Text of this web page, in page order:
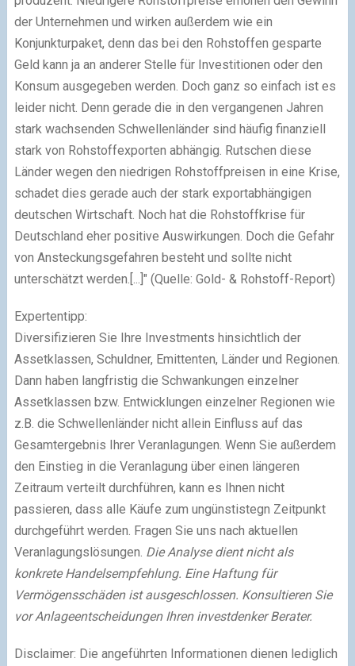
der Unternehmen und wirken außerdem wie ein
Konjunkturpaket, denn das bei den Rohstoffen gesparte
Geld kann ja an anderer Stelle für Investitionen oder den
Konsum ausgegeben werden. Doch ganz so einfach ist es
leider nicht. Denn gerade die in den vergangenen Jahren
stark wachsenden Schwellenländer sind häufig finanziell
stark von Rohstoffexporten abhängig. Rutschen diese
Länder wegen den niedrigen Rohstoffpreisen in eine Krise,
schadet dies gerade auch der stark exportabhängigen
deutschen Wirtschaft. Noch hat die Rohstoffkrise für
Deutschland eher positive Auswirkungen. Doch die Gefahr
von Ansteckungsgefahren besteht und sollte nicht
unterschätzt werden.[...]" (Quelle: Gold- & Rohstoff-Report)
Expertentipp:
Diversifizieren Sie Ihre Investments hinsichtlich der
Assetklassen, Schuldner, Emittenten, Länder und Regionen.
Dann haben langfristig die Schwankungen einzelner
Assetklassen bzw. Entwicklungen einzelner Regionen wie
z.B. die Schwellenländer nicht allein Einfluss auf das
Gesamtergebnis Ihrer Veranlagungen. Wenn Sie außerdem
den Einstieg in die Veranlagung über einen längeren
Zeitraum verteilt durchführen, kann es Ihnen nicht
passieren, dass alle Käufe zum ungünstistegn Zeitpunkt
durchgeführt werden. Fragen Sie uns nach aktuellen
Veranlagungslösungen. Die Analyse dient nicht als
konkrete Handelsempfehlung. Eine Haftung für
Vermögensschäden ist ausgeschlossen. Konsultieren Sie
vor Anlageentscheidungen Ihren investdenker Berater.
Disclaimer: Die angeführten Informationen dienen lediglich